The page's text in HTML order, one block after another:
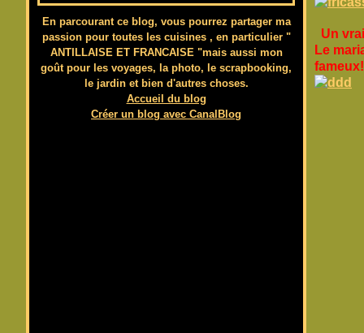
En parcourant ce blog, vous pourrez partager ma
passion pour toutes les cuisines , en particulier "
ANTILLAISE ET FRANCAISE "mais aussi mon
goût pour les voyages, la photo, le scrapbooking,
le jardin et bien d'autres choses.
Accueil du blog
Créer un blog avec CanalBlog
Un
Le
fameux!